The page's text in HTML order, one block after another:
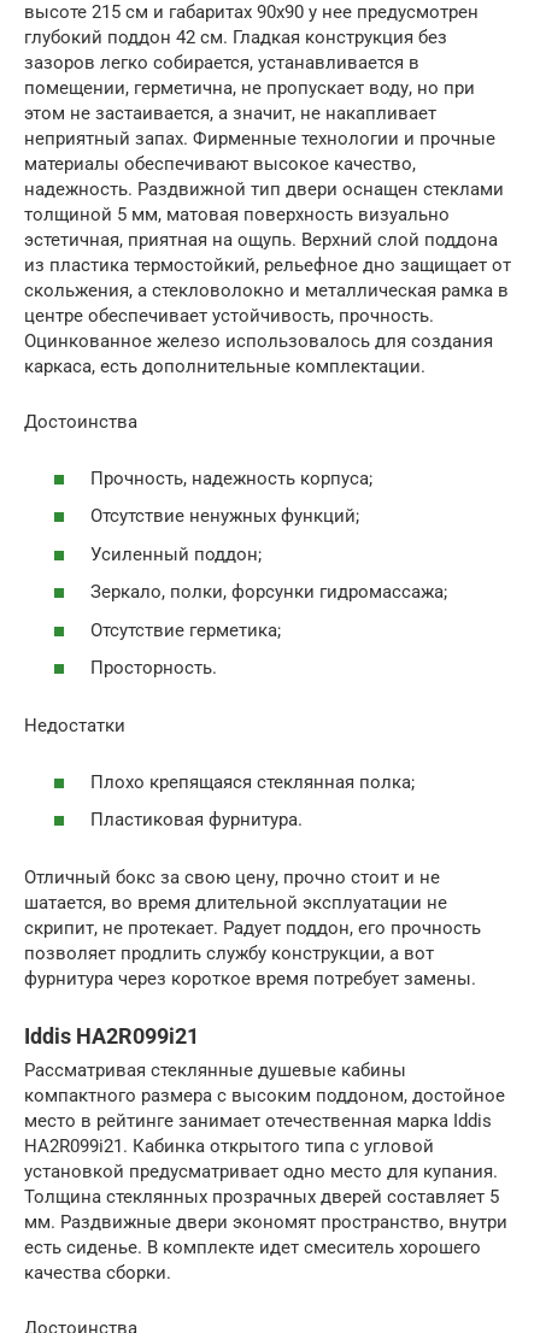
высоте 215 см и габаритах 90х90 у нее предусмотрен
глубокий поддон 42 см. Гладкая конструкция без
зазоров легко собирается, устанавливается в
помещении, герметична, не пропускает воду, но при
этом не застаивается, а значит, не накапливает
неприятный запах. Фирменные технологии и прочные
материалы обеспечивают высокое качество,
надежность. Раздвижной тип двери оснащен стеклами
толщиной 5 мм, матовая поверхность визуально
эстетичная, приятная на ощупь. Верхний слой поддона
из пластика термостойкий, рельефное дно защищает от
скольжения, а стекловолокно и металлическая рамка в
центре обеспечивает устойчивость, прочность.
Оцинкованное железо использовалось для создания
каркаса, есть дополнительные комплектации.
Достоинства
Прочность, надежность корпуса;
Отсутствие ненужных функций;
Усиленный поддон;
Зеркало, полки, форсунки гидромассажа;
Отсутствие герметика;
Просторность.
Недостатки
Плохо крепящаяся стеклянная полка;
Пластиковая фурнитура.
Отличный бокс за свою цену, прочно стоит и не
шатается, во время длительной эксплуатации не
скрипит, не протекает. Радует поддон, его прочность
позволяет продлить службу конструкции, а вот
фурнитура через короткое время потребует замены.
Iddis HA2R099i21
Рассматривая стеклянные душевые кабины
компактного размера с высоким поддоном, достойное
место в рейтинге занимает отечественная марка Iddis
HA2R099i21. Кабинка открытого типа с угловой
установкой предусматривает одно место для купания.
Толщина стеклянных прозрачных дверей составляет 5
мм. Раздвижные двери экономят пространство, внутри
есть сиденье. В комплекте идет смеситель хорошего
качества сборки.
Достоинства